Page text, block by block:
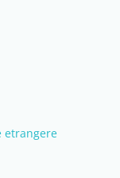
etrangere